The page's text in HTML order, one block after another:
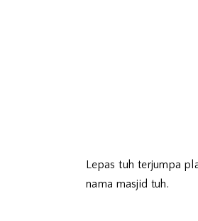
Lepas tuh terjumpa
nama masjid tuh.